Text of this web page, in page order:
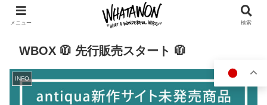
WBOX 🧥 先行販売スタート 🧥
INFO
メニュー 検索